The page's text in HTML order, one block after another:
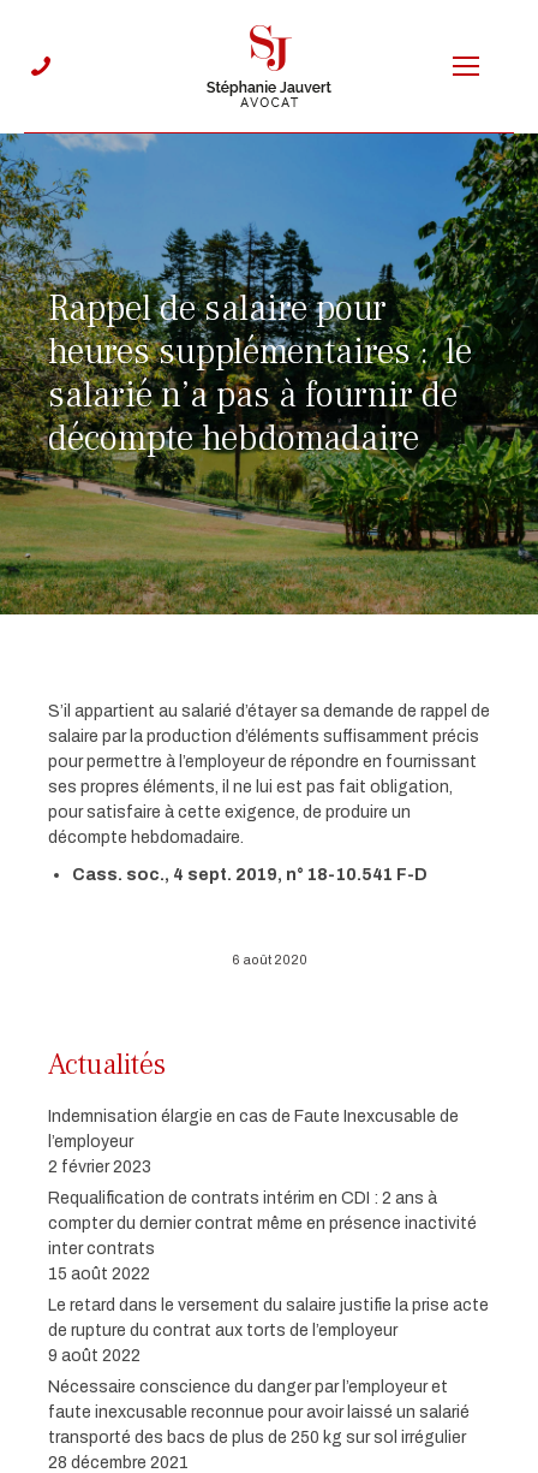
Rappel de salaire pour
heures supplémentaires : le
salarié n’a pas à fournir de
décompte hebdomadaire
S’il appartient au salarié d’étayer sa demande de rappel de
salaire par la production d’éléments suffisamment précis
pour permettre à l’employeur de répondre en fournissant
ses propres éléments, il ne lui est pas fait obligation,
pour satisfaire à cette exigence, de produire un
décompte hebdomadaire.
Cass. soc., 4 sept. 2019, n° 18-10.541 F-D
6 août 2020
Actualités
Indemnisation élargie en cas de Faute Inexcusable de
l’employeur
2 février 2023
Requalification de contrats intérim en CDI : 2 ans à
compter du dernier contrat même en présence inactivité
inter contrats
15 août 2022
Le retard dans le versement du salaire justifie la prise acte
de rupture du contrat aux torts de l’employeur
9 août 2022
Nécessaire conscience du danger par l’employeur et
faute inexcusable reconnue pour avoir laissé un salarié
transporté des bacs de plus de 250 kg sur sol irrégulier
28 décembre 2021